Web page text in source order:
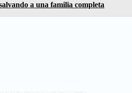
a una familia completa